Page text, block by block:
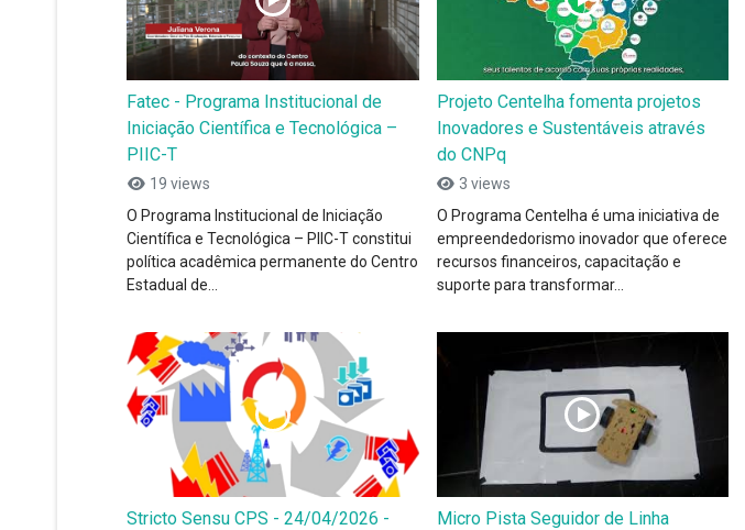
Fatec - Programa Institucional de
Iniciação Científica e Tecnológica –
PIIC-T
19 views
O Programa Institucional de Iniciação
Científica e Tecnológica – PIIC-T constitui
política acadêmica permanente do Centro
Estadual de...
Projeto Centelha fomenta projetos
Inovadores e Sustentáveis através
do CNPq
3 views
O Programa Centelha é uma iniciativa de
empreendedorismo inovador que oferece
recursos financeiros, capacitação e
suporte para transformar...
Stricto Sensu CPS - 24/04/2026 -
Micro Pista Seguidor de Linha